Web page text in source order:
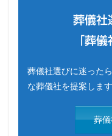
葬儀社
「葬
葬儀社選びに迷った
な葬儀社を提案します
葬